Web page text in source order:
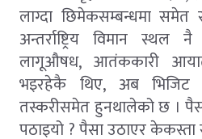
लाग्दा छिमेकसम्बन्धमा
अन्तर्राष्ट्रिय विमान
लागूऔषध, आतंककारी
भइरहेकै थिए, अब भिजिट
तस्करीसमेत हुनथालेको छ ।
पठाइयो ? पैसा उठाएर केकस्ता